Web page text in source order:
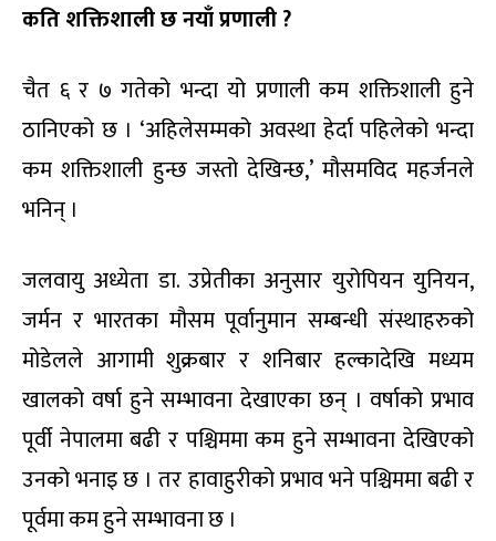
कति शक्तिशाली छ नयाँ प्रणाली ?
चैत ६ र ७ गतेको भन्दा यो प्रणाली कम शक्तिशाली हुने
ठानिएको छ । ‘अहिलेसम्मको अवस्था हेर्दा पहिलेको भन्दा
कम शक्तिशाली हुन्छ जस्तो देखिन्छ,’ मौसमविद महर्जनले
भनिन् ।
जलवायु अध्येता डा. उप्रेतीका अनुसार युरोपियन युनियन,
जर्मन र भारतका मौसम पूर्वानुमान सम्बन्धी संस्थाहरुको
मोडेलले आगामी शुक्रबार र शनिबार हल्कादेखि मध्यम
खालको वर्षा हुने सम्भावना देखाएका छन् । वर्षाको प्रभाव
पूर्वी नेपालमा बढी र पश्चिममा कम हुने सम्भावना देखिएको
उनको भनाइ छ । तर हावाहुरीको प्रभाव भने पश्चिममा बढी र
पूर्वमा कम हुने सम्भावना छ ।